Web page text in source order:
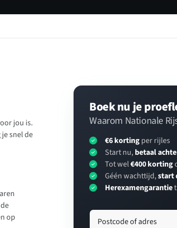
jou is.
snel de
op
Boek nu je
Waarom Nationale
€6 kortingper rijles
Start nu, betaal
Tot wel€400 korting
Géén wachttijd,start
Herexamengarantie
Postcode of adres